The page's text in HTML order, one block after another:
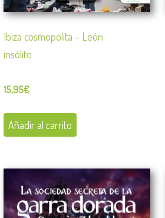
Ibiza cosmopolita – León
insólito
15,95€
Añadir al carrito